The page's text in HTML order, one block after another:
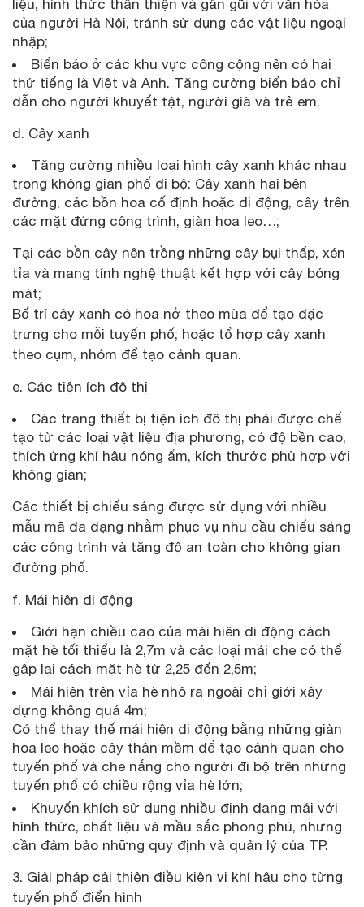
liệu, hình thức thân thiện và gần gũi với văn hóa
của người Hà Nội, tránh sử dụng các vật liệu ngoại
nhập;
Biển báo ở các khu vực công cộng nên có hai
thứ tiếng là Việt và Anh. Tăng cường biển báo chỉ
dẫn cho người khuyết tật, người già và trẻ em.
d. Cây xanh
Tăng cường nhiều loại hình cây xanh khác nhau
trong không gian phố đi bộ: Cây xanh hai bên
đường, các bồn hoa cố định hoặc di động, cây trên
các mặt đứng công trình, giàn hoa leo…;
Tại các bồn cây nên trồng những cây bụi thấp, xén
tỉa và mang tính nghệ thuật kết hợp với cây bóng
mát;
Bố trí cây xanh có hoa nở theo mùa để tạo đặc
trưng cho mỗi tuyến phố; hoặc tổ hợp cây xanh
theo cụm, nhóm để tạo cảnh quan.
e. Các tiện ích đô thị
Các trang thiết bị tiện ích đô thị phải được chế
tạo từ các loại vật liệu địa phương, có độ bền cao,
thích ứng khí hậu nóng ẩm, kích thước phù hợp với
không gian;
Các thiết bị chiếu sáng được sử dụng với nhiều
mẫu mã đa dạng nhằm phục vụ nhu cầu chiếu sáng
các công trình và tăng độ an toàn cho không gian
đường phố.
f. Mái hiên di động
Giới hạn chiều cao của mái hiên di động cách
mặt hè tối thiểu là 2,7m và các loại mái che có thể
gập lại cách mặt hè từ 2,25 đến 2,5m;
Mái hiên trên vỉa hè nhô ra ngoài chỉ giới xây
dựng không quá 4m;
Có thể thay thế mái hiên di động bằng những giàn
hoa leo hoặc cây thân mềm để tạo cảnh quan cho
tuyến phố và che nắng cho người đi bộ trên những
tuyến phố có chiều rộng vỉa hè lớn;
Khuyến khích sử dụng nhiều định dạng mái với
hình thức, chất liệu và mầu sắc phong phú, nhưng
cần đảm bảo những quy định và quản lý của TP.
3. Giải pháp cải thiện điều kiện vi khí hậu cho từng
tuyến phố điển hình